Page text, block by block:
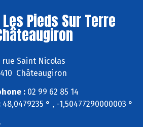
Pieds Sur Terre
rue Saint Nicolas
Châteaugiron
: 02 99 62 85 14
48,0479235 ° , -1,50477290000003 °